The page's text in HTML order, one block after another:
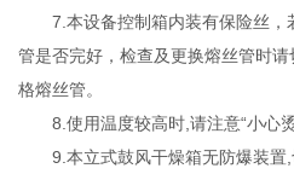
7.本设备控制箱内装有保险丝，
管是否完好，检查及更换熔丝管时
格熔丝管。
8.使用温度较高时,请注意“小心烫
9.本立式鼓风干燥箱无防爆装置,